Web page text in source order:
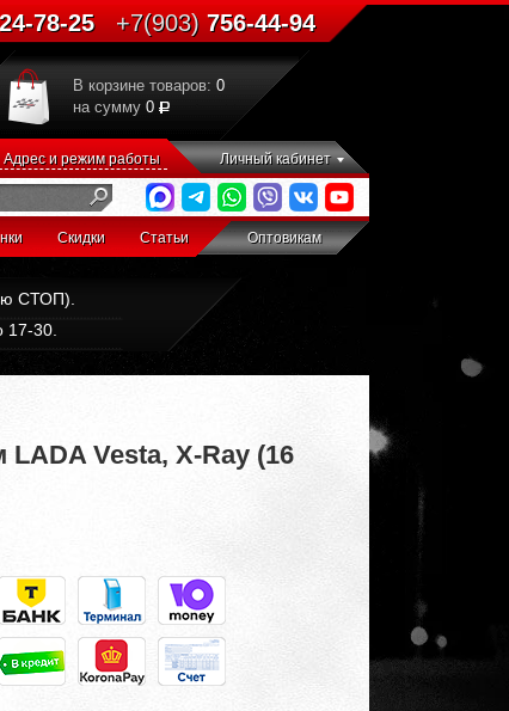
78-25 +7(903)756-44-94
В корзине товаров: 0
на сумму 0
Адрес и режим работы Личный кабинет
Скидки Статьи Оптовикам
СТОП).
30.
Vesta, X-Ray (16